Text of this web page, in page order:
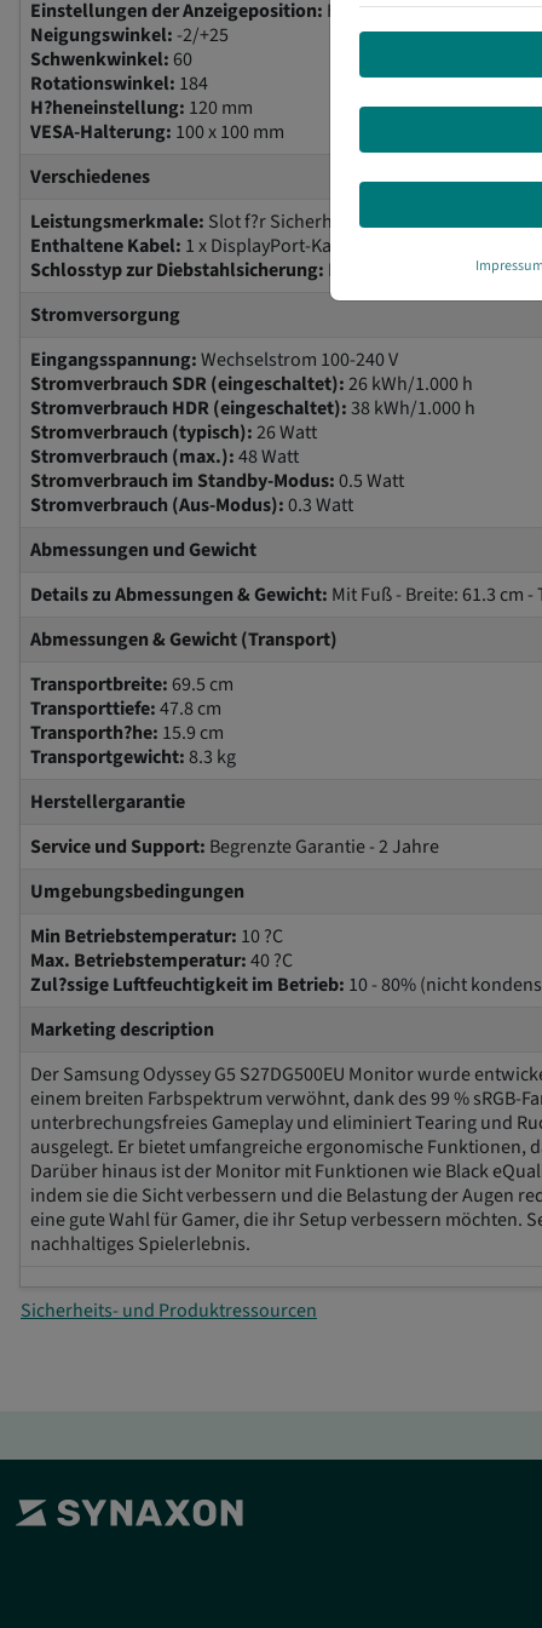
Einstellungen der Anzeigeposition: H?he, Pivot (Rotation),
Neigungswinkel: -2/+25
Schwenkwinkel:60
Rotationswinkel: 184
H?heneinstellung: 120 mm
VESA-Halterung: 100 x 100 mm
Verschiedenes
Leistungsmerkmale: Slot f?r Sicherheitsschloss
Enthaltene Kabel: 1 x DisplayPort-Kabel
Schlosstyp zur Diebstahlsicherung: Kensington Slot
Stromversorgung
Eingangsspannung:Wechselstrom 100-240 V
Stromverbrauch SDR (eingeschaltet):26 kWh/1.000 h
Stromverbrauch HDR (eingeschaltet):38 kWh/1.000 h
Stromverbrauch (typisch):26 Watt
Stromverbrauch (max.):48 Watt
Stromverbrauch im Standby-Modus:0.5 Watt
Stromverbrauch (Aus-Modus):0.3 Watt
Abmessungen und Gewicht
Details zu Abmessungen & Gewicht: Mit Fuß - Breite: 61.3 cm -
Abmessungen & Gewicht (Transport)
Transportbreite:69.5 cm
Transporttiefe:47.8 cm
Transporth?he: 15.9 cm
Transportgewicht:8.3 kg
Herstellergarantie
Service und Support: Begrenzte Garantie - 2 Jahre
Umgebungsbedingungen
Min Betriebstemperatur: 10 ?C
Max. Betriebstemperatur:40 ?C
Zul?ssige Luftfeuchtigkeit im Betrieb: 10 - 80% (nicht
Marketing description
Der Samsung Odyssey G5 S27DG500EU Monitor wurde
einem breiten Farbspektrum verwöhnt, dank des 99 % sRGB-
unterbrechungsfreies Gameplay und eliminiert Tearing und
ausgelegt. Er bietet umfangreiche ergonomische
Darüber hinaus ist der Monitor mit Funktionen wie Black
indem sie die Sicht verbessern und die Belastung der Augen
eine gute Wahl für Gamer, die ihr Setup verbessern
nachhaltiges Spielerlebnis.
Sicherheits- und Produktressourcen
Impressum